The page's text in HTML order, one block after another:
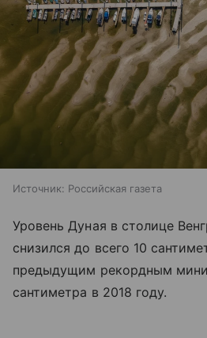
Источник: Российская газета
Уровень Дуная в столице
снизился до всего 10
предыдущим рекордным
сантиметра в 2018 году.